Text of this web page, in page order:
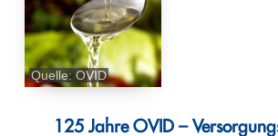
Quelle: OVID
125 Jahre OVID –